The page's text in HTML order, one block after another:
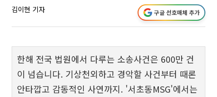
김이현 기자 구글 선호매체 추가
한해 전국 법원에서 다루는 소송사건은 600만 건
이 넘습니다. 기상천외하고 경악할 사건부터 때론
안타깝고 감동적인 사연까지. '서초동MSG'에서는